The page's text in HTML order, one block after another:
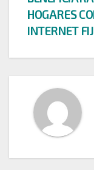
HOGARES
INTERNET